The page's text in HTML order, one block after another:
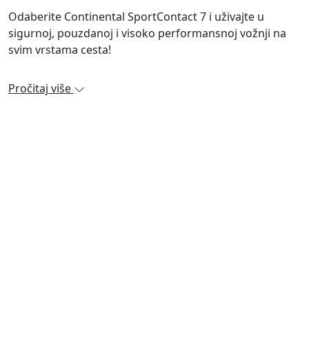
Odaberite Continental SportContact 7 i uživajte u
sigurnoj, pouzdanoj i visoko performansnoj vožnji na
svim vrstama cesta!
Pročitaj više